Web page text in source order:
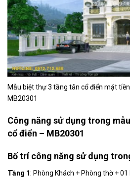
Mẫu biệt thự 3 tầng tân cổ điển mặt
MB20301
Công năng sử dụng trong
cổ điển – MB20301
Bố trí công năng sử dụng
Tầng 1: Phòng Khách + Phòng thờ +